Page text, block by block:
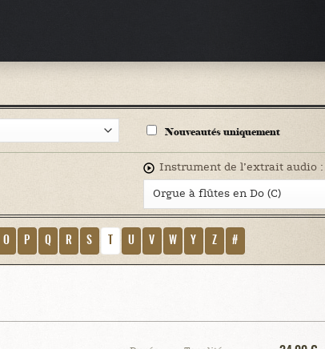
Nouveautés uniquement
Instrument de l’extrait audio :
O P Q R S U V W Y Z #